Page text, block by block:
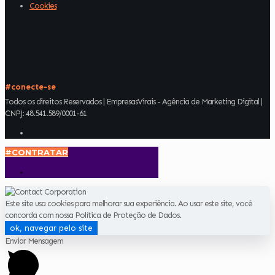
Cookies
#conecte-se
Todos os direitos Reservados | EmpresasVirais - Agência de Marketing Digital |
CNPJ: 48.541.589/0001-61
#CONTRATAR
Este site usa cookies para melhorar sua experiência. Ao usar este site, você
concorda com nossa Política de Proteção de Dados.
ok, navegar pelo site
Enviar Mensagem